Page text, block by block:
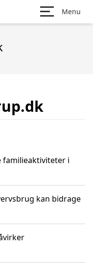
Menu
familieaktiviteter i
kan bidrage